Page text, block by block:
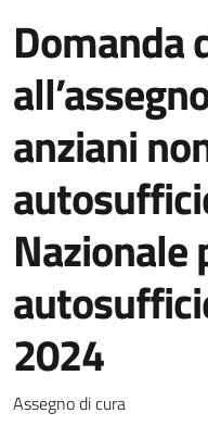
Domanda
anziani
Nazionale
2024
Dettagli della
Assegno di cura